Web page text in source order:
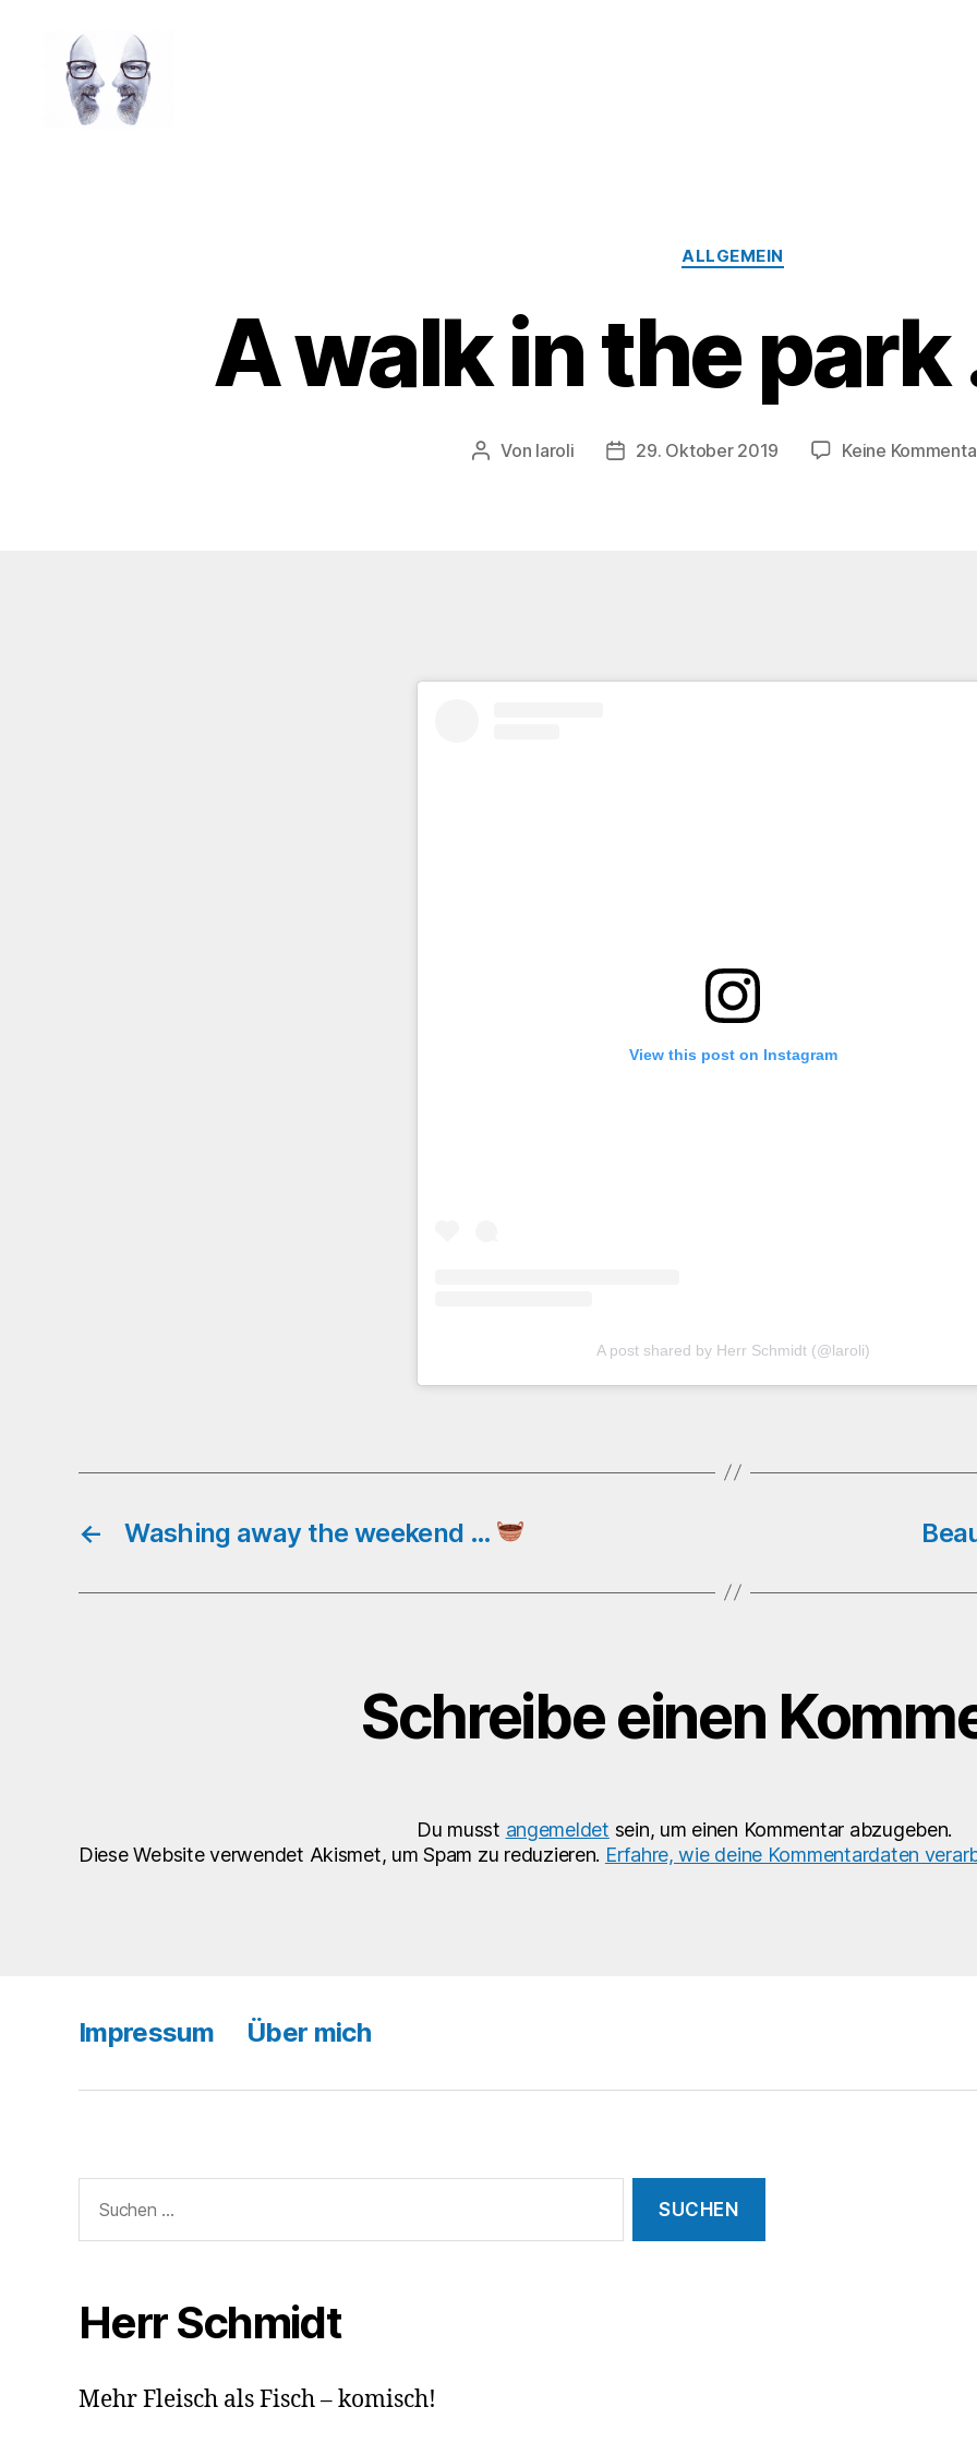
Kategorien
ALLGEMEIN
A walk in the park
Beitragsautor
Von laroli Veröffentlichungsdatum
29. Oktober 2019 Keine
View this post on Instagram
A post shared by Herr Schmidt (@laroli)
← Washing away the weekend …
Schreibe einen
Du musst angemeldet sein, um einen Kommentar abzugeben.
Diese Website verwendet Akismet, um Spam zu reduzieren. Erfahre, wie deine Kommentardaten
Impressum Über mich
nach:
Herr Schmidt
Mehr Fleisch als Fisch – komisch!